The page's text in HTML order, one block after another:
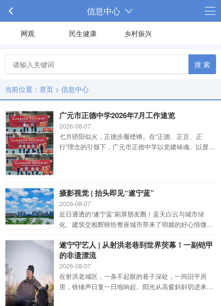
信息中心
网观 民生健康 乡村振兴
搜 索
当前位置： 首页 > 信息中心
广元市正德中学2026年7月工作速览
2026-08-07
七月骄阳似火，正德步履铿锵。在“正德、正言、正
行”理念的引领下，广元市正德中学以党建铸魂、以督导
点突破、整体提升，既为学期征程画上铿锵句点，也
为“十五五”新局铺就坚实路基。盘点一：红心向党庆华
诞 警校共育展芳华在中国共产党成立105周年之际，广
元市正德中学
摄影视觉 | 抬头即见“遂宁蓝”
2026-08-07
近日通透的“遂宁蓝”刷屏朋友圈！蓝天白云与城市绿
化、建筑交相辉映给整座城市带来了明媚的好心情微信
蓝的天空与遂宁乡野美景相配随手一拍都是田园风“大
片”宋敏/摄水面映出桥梁与蓝天纯粹、透亮拍出“遂宁
蓝”的对称美宋敏/摄观音湖畔蔚蓝天空倒映在清澈的湖
面上城市与湖水连成一体林敏/摄公园里的绿意与头顶的
蓝形成最和谐的对仗随手一拍便是一幅不用修饰的画林
遂宁守艺人 | 从射洪老巷到世界荧幕！一副铠甲
的非遗漂流
2026-08-07
在射洪老城区，一条不起眼的巷子深处，一间旧平房
里，铁锤声日复一日地响起。阳光从高窗斜斜切进来，